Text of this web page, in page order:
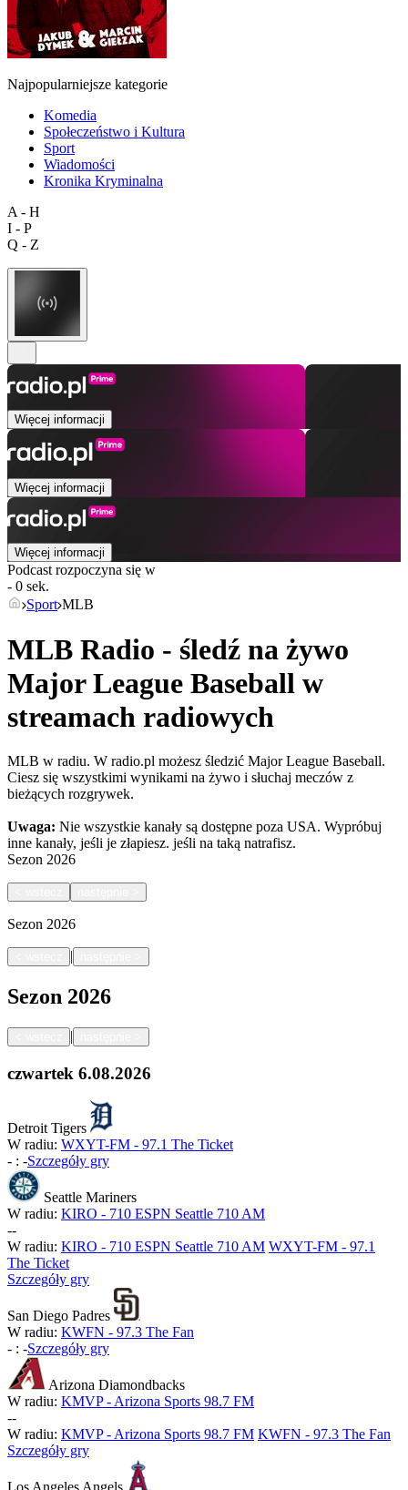
Najpopularniejsze kategorie
Komedia
Społeczeństwo i Kultura
Sport
Wiadomości
Kronika Kryminalna
A - H
I - P
Q - Z
Więcej informacji
Więcej informacji
Więcej informacji
Podcast rozpoczyna się w
- 0 sek.
Sport MLB
MLB Radio - śledź na żywo
Major League Baseball w
streamach radiowych
MLB w radiu. W radio.pl możesz śledzić Major League Baseball.
Ciesz się wszystkimi wynikami na żywo i słuchaj meczów z
bieżących rozgrywek.
Uwaga: Nie wszystkie kanały są dostępne poza USA. Wypróbuj
inne kanały, jeśli je złapiesz. jeśli na taką natrafisz.
Sezon 2026
Sezon 2026
|
Sezon 2026
|
czwartek 6.08.2026
Detroit Tigers
W radiu: WXYT-FM - 97.1 The Ticket
- : -Szczegóły gry
Seattle Mariners
W radiu: KIRO - 710 ESPN Seattle 710 AM
--
W radiu: KIRO - 710 ESPN Seattle 710 AM WXYT-FM - 97.1
The Ticket
Szczegóły gry
San Diego Padres
W radiu: KWFN - 97.3 The Fan
- : -Szczegóły gry
Arizona Diamondbacks
W radiu: KMVP - Arizona Sports 98.7 FM
--
W radiu: KMVP - Arizona Sports 98.7 FM KWFN - 97.3 The Fan
Szczegóły gry